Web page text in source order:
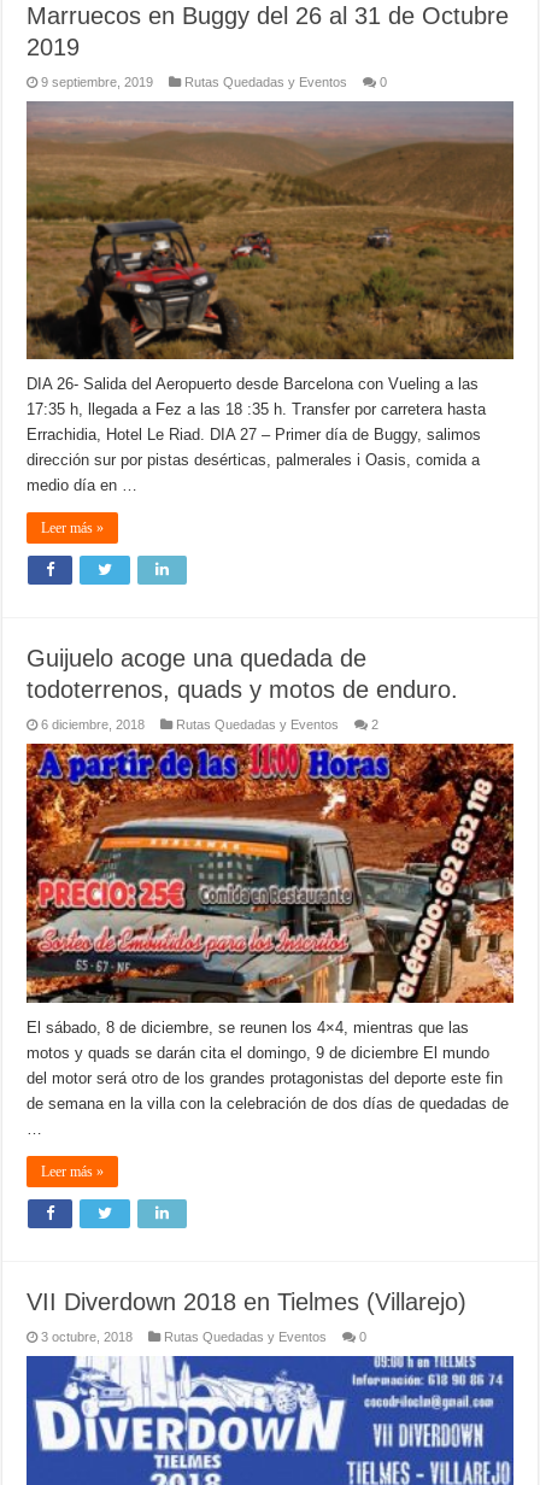
Marruecos en Buggy del 26 al 31 de Octubre
2019
9 septiembre, 2019 Rutas Quedadas y Eventos 0
DIA 26- Salida del Aeropuerto desde Barcelona con Vueling a las
17:35 h, llegada a Fez a las 18 :35 h. Transfer por carretera hasta
Errachidia, Hotel Le Riad. DIA 27 – Primer día de Buggy, salimos
dirección sur por pistas desérticas, palmerales i Oasis, comida a
medio día en …
Leer más »
Guijuelo acoge una quedada de
todoterrenos, quads y motos de enduro.
6 diciembre, 2018 Rutas Quedadas y Eventos 2
El sábado, 8 de diciembre, se reunen los 4×4, mientras que las
motos y quads se darán cita el domingo, 9 de diciembre El mundo
del motor será otro de los grandes protagonistas del deporte este fin
de semana en la villa con la celebración de dos días de quedadas de
…
Leer más »
VII Diverdown 2018 en Tielmes (Villarejo)
3 octubre, 2018 Rutas Quedadas y Eventos 0